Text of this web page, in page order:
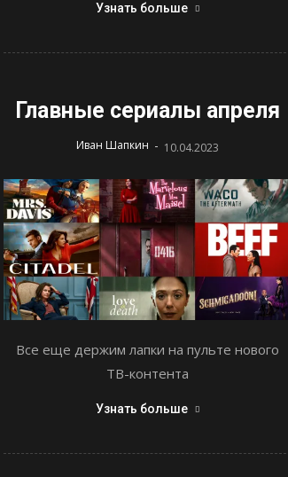
Узнать больше
Главные сериалы апреля
Иван Шапкин - 10.04.2023
Все еще держим лапки на пульте нового
ТВ-контента
Узнать больше